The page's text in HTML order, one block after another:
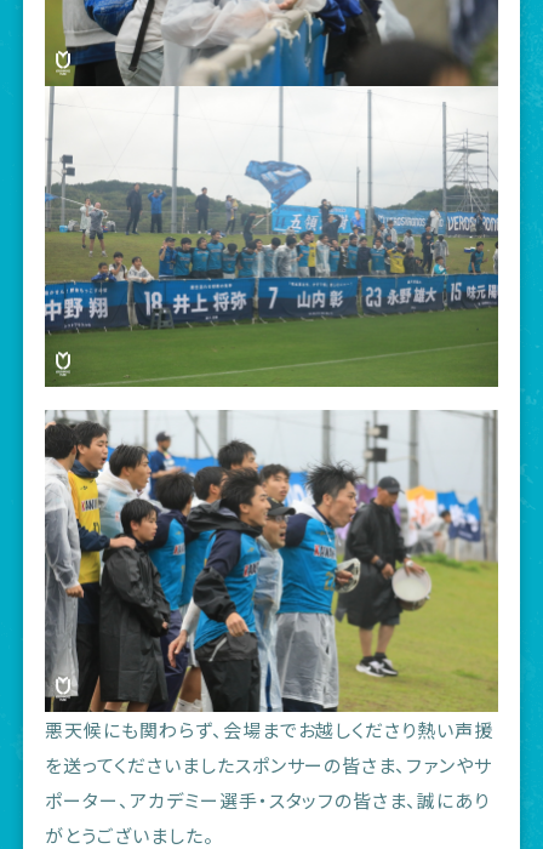
悪天候にも関わらず、会場までお越しくださり熱い声援
を送ってくださいましたスポンサーの皆さま、ファンやサ
ポーター、アカデミー選手・スタッフの皆さま、誠にあり
がとうございました。